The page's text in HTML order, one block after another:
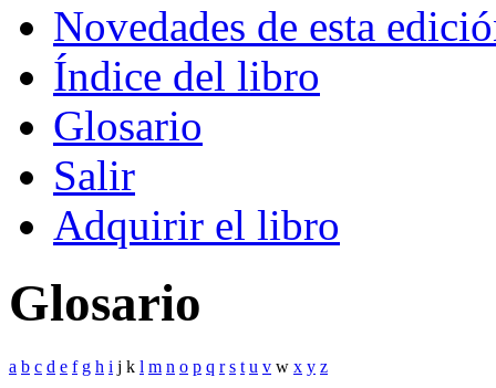
Novedades de esta
Índice del libro
Glosario
Salir
Adquirir el libro
Glosario
a b c d e f g h i j k l m n o p q r s t u v w x y z